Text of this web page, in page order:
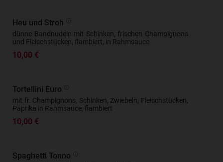
Heu und Stroh
dünne Bandnudeln mit Schinken, frischen Champignons
und Fleischstücken, flambiert, in Rahmsauce
10,00 €
Tortellini Euro
mit fr. Champignons, Schinken, Zwiebeln, Fleischstücken,
Paprika in Rahmsauce, flambiert
10,00 €
Spaghetti Tonno